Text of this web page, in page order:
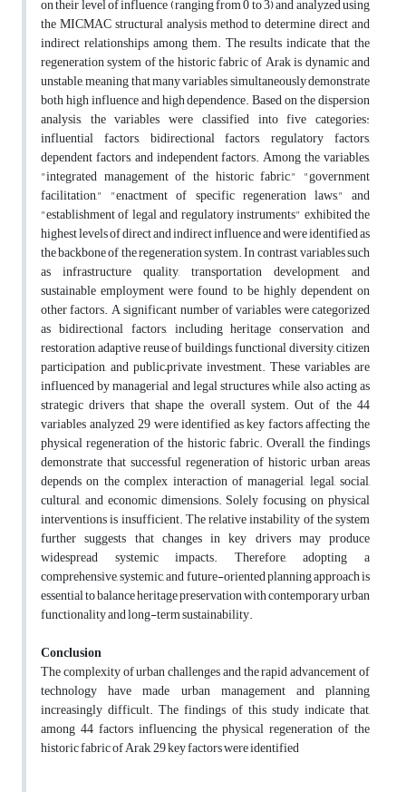
on their level of influence (ranging from 0 to 3) and analyzed using
the MICMAC structural analysis method to determine direct and
indirect relationships among them. The results indicate that the
regeneration system of the historic fabric of Arak is dynamic and
unstable, meaning that many variables simultaneously demonstrate
both high influence and high dependence. Based on the dispersion
analysis, the variables were classified into five categories:
influential factors, bidirectional factors, regulatory factors,
dependent factors, and independent factors. Among the variables,
"integrated management of the historic fabric," "government
facilitation," "enactment of specific regeneration laws," and
"establishment of legal and regulatory instruments" exhibited the
highest levels of direct and indirect influence and were identified as
the backbone of the regeneration system. In contrast, variables such
as infrastructure quality, transportation development, and
sustainable employment were found to be highly dependent on
other factors. A significant number of variables were categorized
as bidirectional factors, including heritage conservation and
restoration, adaptive reuse of buildings, functional diversity, citizen
participation, and public–private investment. These variables are
influenced by managerial and legal structures while also acting as
strategic drivers that shape the overall system. Out of the 44
variables analyzed, 29 were identified as key factors affecting the
physical regeneration of the historic fabric. Overall, the findings
demonstrate that successful regeneration of historic urban areas
depends on the complex interaction of managerial, legal, social,
cultural, and economic dimensions. Solely focusing on physical
interventions is insufficient. The relative instability of the system
further suggests that changes in key drivers may produce
widespread systemic impacts. Therefore, adopting a
comprehensive, systemic, and future-oriented planning approach is
essential to balance heritage preservation with contemporary urban
functionality and long-term sustainability.
Conclusion
The complexity of urban challenges and the rapid advancement of
technology have made urban management and planning
increasingly difficult. The findings of this study indicate that,
among 44 factors influencing the physical regeneration of the
historic fabric of Arak, 29 key factors were identified